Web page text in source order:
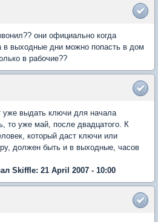
они официально когда
в выходные дни можно попасть в дом
в рабочие??
выдать ключи для начала
то уже май, после двадцатого. К
который даст ключи или
должен быть и в выходные, часов
Skiffle: 21 April 2007 - 10:00